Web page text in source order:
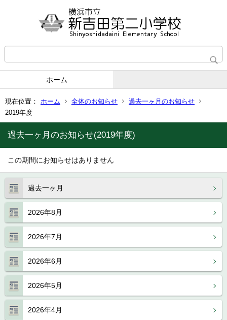
ホーム
現在位置： ホーム 全体のお知らせ
過去一ヶ月のお知らせ
2019年度
過去一ヶ月
2026年8月
2026年7月
2026年6月
2026年5月
2026年4月
過去一ヶ月のお知らせ(2019年度)
この期間にお知らせはありません